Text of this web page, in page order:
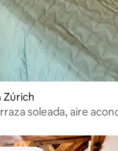
Zúrich
soleada, aire